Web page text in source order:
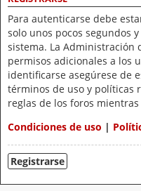
Para autenticarse debe
solo unos pocos segundos
sistema. La Administración
permisos adicionales a los
identificarse asegúrese de
términos de uso y políticas
reglas de los foros
Condiciones de uso |
Registrarse